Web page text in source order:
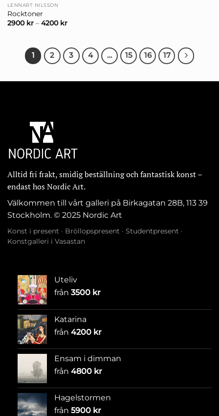
LENNART NILSSON
Rocktoner
2900 kr– 4200 kr
1 2 3 4 … 15 16 17
Alltid fri frakt, smidig beställning och fantastisk konst –
endast hos Nordic Art.
Välkommen till vårt galleri på Birkagatan 28B, 113 39
Stockholm. © 2025 Nordic Art
Konst i present · Bröllopspresent · Studentpresent ·
Konstgalleri i Vasastan
Uteliv
från 3500 kr
Katarina
från 4200 kr
Ensam i dimman
från 4800 kr
Hagelstormen
från 5900 kr